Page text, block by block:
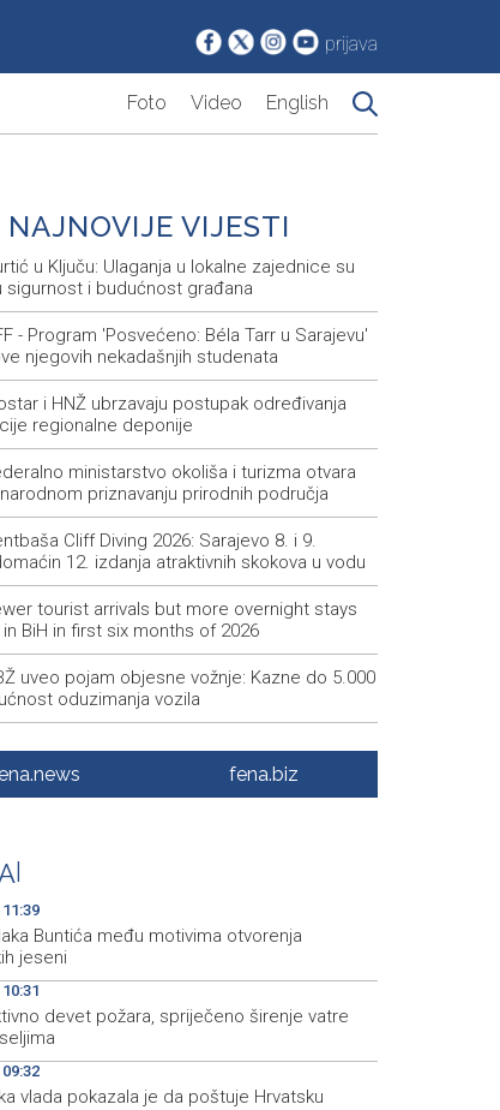
prijava
Foto Video English
NAJNOVIJE VIJESTI
u Ključu: Ulaganja u lokalne zajednice su
sigurnost i budućnost građana
- Program 'Posvećeno: Béla Tarr u Sarajevu'
njegovih nekadašnjih studenata
i HNŽ ubrzavaju postupak određivanja
regionalne deponije
ministarstvo okoliša i turizma otvara
priznavanju prirodnih područja
Cliff Diving 2026: Sarajevo 8. i 9.
12. izdanja atraktivnih skokova u vodu
tourist arrivals but more overnight stays
BiH in first six months of 2026
uveo pojam objesne vožnje: Kazne do 5.000
oduzimanja vozila
- U Bjelorusiji 21 novinar i medijski radnik u
političkih razloga
još četiri osobe povezane s
centrom Srebrenica, na spisku ukupno 26
fena.biz
Buntića među motivima otvorenja
jeseni
devet požara, spriječeno širenje vatre
vlada pokazala je da poštuje Hrvatsku